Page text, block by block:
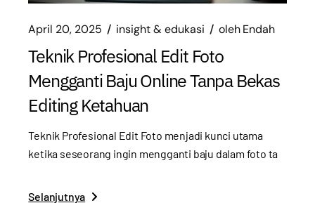
April 20, 2025 insight & edukasi olehEndah
Teknik Profesional Edit Foto
Mengganti Baju Online Tanpa Bekas
Editing Ketahuan
Teknik Profesional Edit Foto menjadi kunci utama
ketika seseorang ingin mengganti baju dalam foto ta
Selanjutnya